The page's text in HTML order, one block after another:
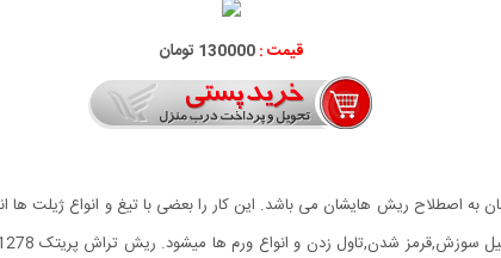
قیمت :130000 تومان
به اصطلاح ریش هایشان می باشد. این کار را بعضی با تیغ و انواع